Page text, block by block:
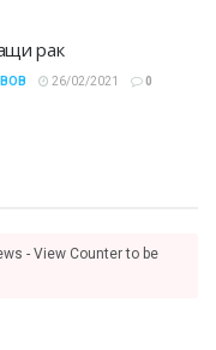
рак
26/02/2021 0
- View Counter to be